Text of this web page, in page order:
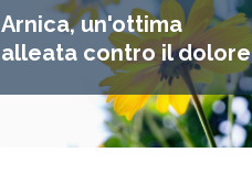
Arnica, un'ottima
alleata contro il dolore